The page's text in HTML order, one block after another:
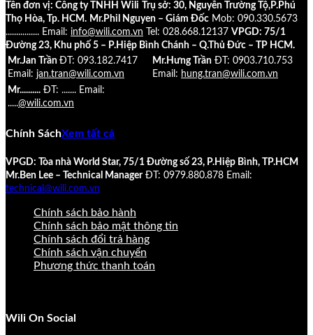
Tên đơn vị: Công ty TNHH Wili
Trụ sở: 30, Nguyễn Trường Tộ,P.Phú
Thọ Hòa, Tp. HCM. Mr.Phil Nguyen – Giám Đốc Mob: 090.330.5673
................ Email: info@wili.com.vn Tel: 028.668.12137 VPGD: 75/1
Đường 23, Khu phố 5 – P.Hiệp Bình Chánh – Q.Thủ Đức – TP HCM.
Mr.Jan Trần ĐT: 093.182.7417
Email: jan.tran@wili.com.vn
Mr.Hưng Trần ĐT: 0903.710.753
Email: hung.tran@wili.com.vn
Mr.......... ĐT: ....... Email:
.....@wili.com.vn
Chính SáchXem tất cả
VPGD: Tòa nhà World Star, 75/1 Đường số 23, P.Hiệp Bình, TP.HCM
Mr.Ben Lee – Technical Manager ĐT: 0979.880.878 Email:
technical@wili.com.vn
Chính sách bảo hành
Chính sách bảo mật thông tin
Chính sách đổi trả hàng
Chính sách vận chuyển
Phương thức thanh toán
Wili On Social